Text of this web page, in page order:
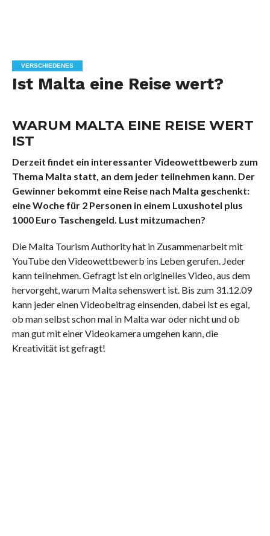
VERSCHIEDENES
Ist Malta eine Reise wert?
WARUM MALTA EINE REISE WERT
IST
Derzeit findet ein interessanter Videowettbewerb zum
Thema Malta statt, an dem jeder teilnehmen kann. Der
Gewinner bekommt eine Reise nach Malta geschenkt:
eine Woche für 2 Personen in einem Luxushotel plus
1000 Euro Taschengeld. Lust mitzumachen?
Die Malta Tourism Authority hat in Zusammenarbeit mit
YouTube den Videowettbewerb ins Leben gerufen. Jeder
kann teilnehmen. Gefragt ist ein originelles Video, aus dem
hervorgeht, warum Malta sehenswert ist. Bis zum 31.12.09
kann jeder einen Videobeitrag einsenden, dabei ist es egal,
ob man selbst schon mal in Malta war oder nicht und ob
man gut mit einer Videokamera umgehen kann, die
Kreativität ist gefragt!